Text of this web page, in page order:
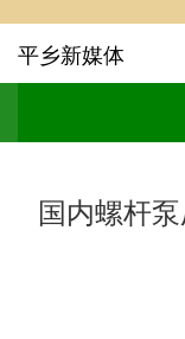
平乡新媒体
国内螺杆